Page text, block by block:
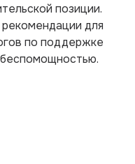
позиции.
для
по поддержке